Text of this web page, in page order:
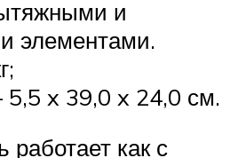
и
элементами.
5,5 x 39,0 x 24,0 см.
как с